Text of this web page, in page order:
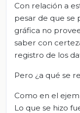
Con relación a
pesar de que se
gráfica no
saber con
registro de los
Pero ¿a qué se
Como en el
Lo que se hizo